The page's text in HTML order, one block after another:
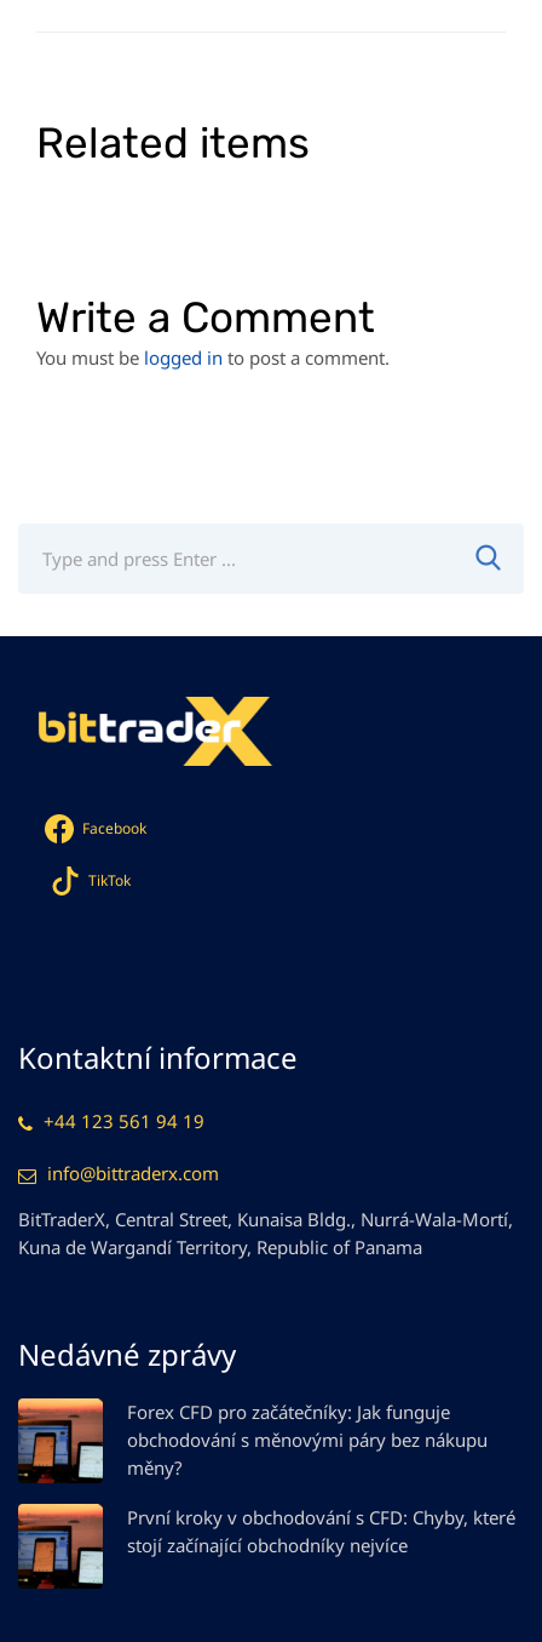
Related items
Write a Comment
You must be logged in to post a comment.
Facebook
TikTok
Kontaktní informace
+44 123 561 94 19
info@bittraderx.com
BitTraderX, Central Street, Kunaisa Bldg., Nurrá-Wala-Mortí,
Kuna de Wargandí Territory, Republic of Panama
Nedávné zprávy
Forex CFD pro začátečníky: Jak funguje
obchodování s měnovými páry bez nákupu
měny?
První kroky v obchodování s CFD: Chyby, které
stojí začínající obchodníky nejvíce